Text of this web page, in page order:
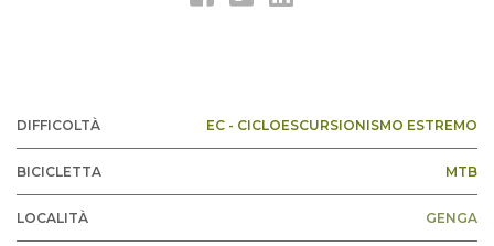
DIFFICOLTÀ EC - CICLOESCURSIONISMO ESTREMO
BICICLETTA MTB
LOCALITÀ GENGA